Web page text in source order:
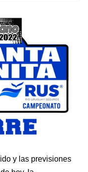
y las previsiones